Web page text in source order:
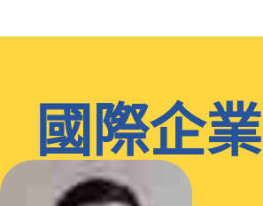
國際企業